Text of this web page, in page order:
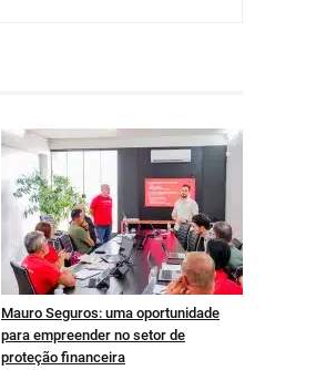
Mauro Seguros: uma oportunidade
para empreender no setor de
proteção financeira